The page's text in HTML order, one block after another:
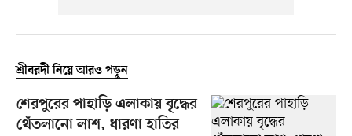
শ্রীবরদী নিয়ে আরও পড়ুন
শেরপুরের পাহাড়ি এলাকায় বৃদ্ধের
থেঁতলানো লাশ, ধারণা হাতির